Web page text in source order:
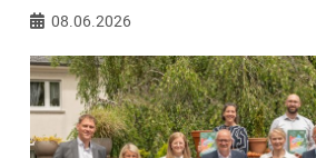
08.06.2026